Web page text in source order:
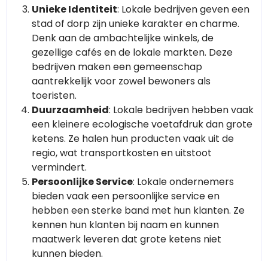
Unieke Identiteit: Lokale bedrijven geven een
stad of dorp zijn unieke karakter en charme.
Denk aan de ambachtelijke winkels, de
gezellige cafés en de lokale markten. Deze
bedrijven maken een gemeenschap
aantrekkelijk voor zowel bewoners als
toeristen.
Duurzaamheid: Lokale bedrijven hebben vaak
een kleinere ecologische voetafdruk dan grote
ketens. Ze halen hun producten vaak uit de
regio, wat transportkosten en uitstoot
vermindert.
Persoonlijke Service: Lokale ondernemers
bieden vaak een persoonlijke service en
hebben een sterke band met hun klanten. Ze
kennen hun klanten bij naam en kunnen
maatwerk leveren dat grote ketens niet
kunnen bieden.